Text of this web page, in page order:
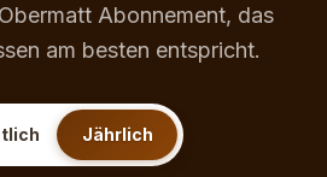
Abonnement, das
am besten entspricht.
Jährlich